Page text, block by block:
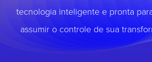
tecnologia inteligente e pronta
assumir o controle de sua